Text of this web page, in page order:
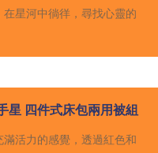
星河中徜徉，尋找心靈的
星 四件式床包兩用被組
活力的感覺，透過紅色和